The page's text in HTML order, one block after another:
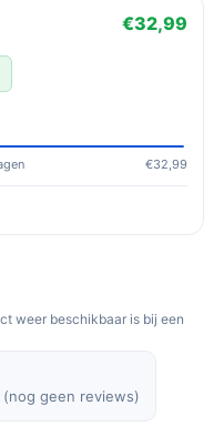
€32,99
€32,99
weer beschikbaar is bij een
geen reviews)